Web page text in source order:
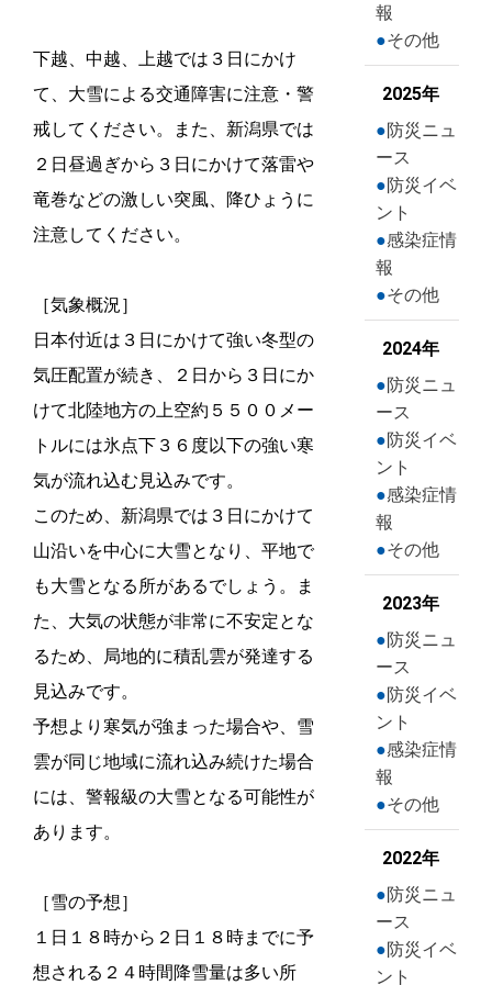
下越、中越、上越では３日にかけ
て、大雪による交通障害に注意・警
戒してください。また、新潟県では
２日昼過ぎから３日にかけて落雷や
竜巻などの激しい突風、降ひょうに
注意してください。
［気象概況］
日本付近は３日にかけて強い冬型の
気圧配置が続き、２日から３日にか
けて北陸地方の上空約５５００メー
トルには氷点下３６度以下の強い寒
気が流れ込む見込みです。
このため、新潟県では３日にかけて
山沿いを中心に大雪となり、平地で
も大雪となる所があるでしょう。ま
た、大気の状態が非常に不安定とな
るため、局地的に積乱雲が発達する
見込みです。
予想より寒気が強まった場合や、雪
雲が同じ地域に流れ込み続けた場合
には、警報級の大雪となる可能性が
あります。
［雪の予想］
１日１８時から２日１８時までに予
想される２４時間降雪量は多い所
報
その他
2025年
防災ニュ
ース
防災イベ
ント
感染症情
報
その他
2024年
防災ニュ
ース
防災イベ
ント
感染症情
報
その他
2023年
防災ニュ
ース
防災イベ
ント
感染症情
報
その他
2022年
防災ニュ
ース
防災イベ
ント